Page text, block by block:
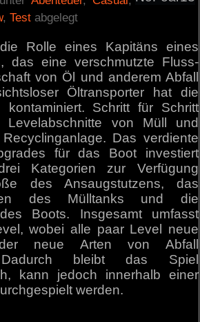
,Test abgelegt
Rolle eines Kapitäns eines
das eine verschmutzte Fluss-
von Öl und anderem Abfall
Öltransporter hat die
kontaminiert. Schritt für Schritt
von Müll und
Das verdiente
für das Boot investiert
Kategorien zur Verfügung
des Ansaugstutzens, das
des Mülltanks und die
Boots. Insgesamt umfasst
wobei alle paar Level neue
neue Arten von Abfall
Dadurch bleibt das Spiel
kann jedoch innerhalb einer
werden.